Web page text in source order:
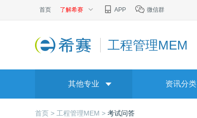
首页 了解希赛 APP 微信群
工程管理MEM
其他专业 资讯分类
首页 > 工程管理MEM > 考试问答